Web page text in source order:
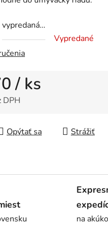
Vypredané
/ ks
DPH
Opýtať sa
Strážiť
na